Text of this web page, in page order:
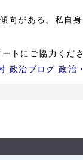
向がある。私自
イートにご協